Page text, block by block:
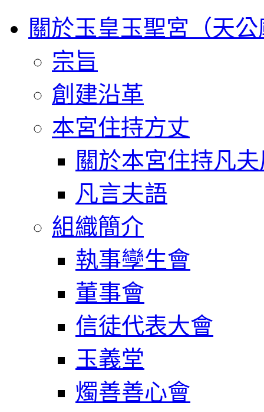
關於玉皇玉聖宮（天
宗旨
創建沿革
本宮住持方丈
關於本宮住持凡
凡言夫語
組織簡介
執事孿生會
董事會
信徒代表大會
玉義堂
燭善善心會